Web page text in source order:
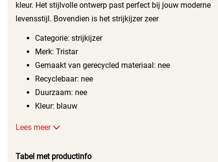
kleur. Het stijlvolle ontwerp past perfect bij jouw moderne
levensstijl. Bovendien is het strijkijzer zeer
Categorie: strijkijzer
Merk: Tristar
Gemaakt van gerecycled materiaal: nee
Recyclebaar: nee
Duurzaam: nee
Kleur: blauw
Lees meer
Tabel met productinfo